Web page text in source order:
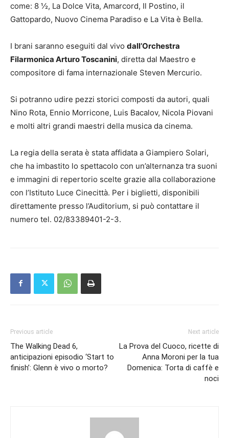
come: 8 ½, La Dolce Vita, Amarcord, Il Postino, il
Gattopardo, Nuovo Cinema Paradiso e La Vita è Bella.
I brani saranno eseguiti dal vivo dall’Orchestra
Filarmonica Arturo Toscanini, diretta dal Maestro e
compositore di fama internazionale Steven Mercurio.
Si potranno udire pezzi storici composti da autori, quali
Nino Rota, Ennio Morricone, Luis Bacalov, Nicola Piovani
e molti altri grandi maestri della musica da cinema.
La regia della serata è stata affidata a Giampiero Solari,
che ha imbastito lo spettacolo con un’alternanza tra suoni
e immagini di repertorio scelte grazie alla collaborazione
con l’Istituto Luce Cinecittà. Per i biglietti, disponibili
direttamente presso l’Auditorium, si può contattare il
numero tel. 02/83389401-2-3.
Previous article
The Walking Dead 6,
anticipazioni episodio ‘Start to
finish’: Glenn è vivo o morto?
Next article
La Prova del Cuoco, ricette di
Anna Moroni per la tua
Domenica: Torta di caffè e
noci